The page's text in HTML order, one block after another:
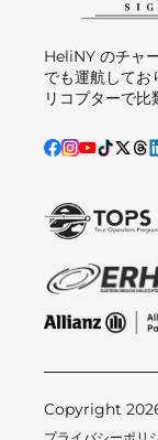
HeliNY のチャ
でも運航して
リコプターで比
Copyright
プライバシーポリ